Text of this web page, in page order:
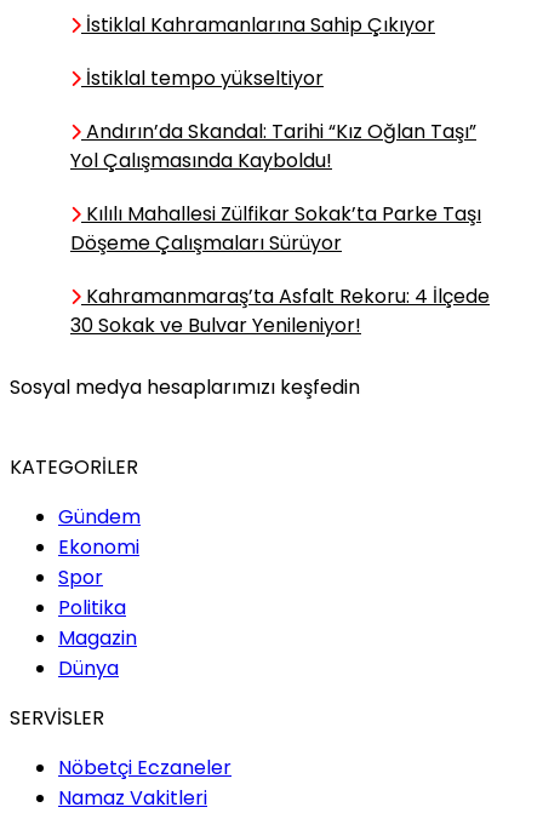
İstiklal Kahramanlarına Sahip Çıkıyor
İstiklal tempo yükseltiyor
Andırın’da Skandal: Tarihi “Kız Oğlan Taşı”
Yol Çalışmasında Kayboldu!
Kılılı Mahallesi Zülfikar Sokak’ta Parke Taşı
Döşeme Çalışmaları Sürüyor
Kahramanmaraş’ta Asfalt Rekoru: 4 İlçede
30 Sokak ve Bulvar Yenileniyor!
Sosyal medya hesaplarımızı keşfedin
KATEGORİLER
Gündem
Ekonomi
Spor
Politika
Magazin
Dünya
SERVİSLER
Nöbetçi Eczaneler
Namaz Vakitleri